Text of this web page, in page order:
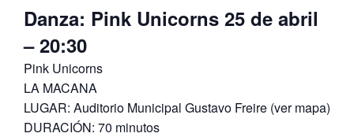
Danza: Pink Unicorns 25 de abril
– 20:30
Pink Unicorns
LA MACANA
LUGAR: Auditorio Municipal Gustavo Freire (ver mapa)
DURACIÓN: 70 minutos